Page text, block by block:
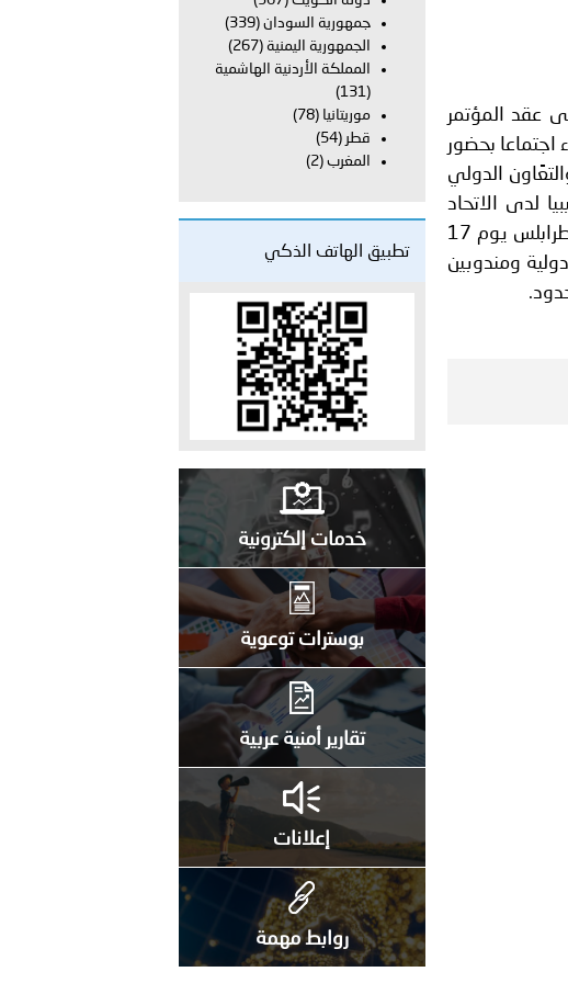
الحوثية على الأعيان المدنية في مدينة نـجران
عقد المؤتمر
اجتماعا بحضور
الدولي
لدى الاتحاد
الاوروبي. وتناول الاجتماع مناقشة الترتيبات لعقد منتدى المتوسط الذي ستحتضنه العاصمة طرابلس يوم 17
ومندوبين
جمهورية السودان (339)
الجمهورية اليمنية (267)
المملكة الأردنية الهاشمية
(131)
موريتانيا (78)
قطر (54)
المغرب (2)
تطبيق الهاتف الذكي
خدمات إلكترونية
بوسترات توعوية
تقارير أمنية عربية
إعلانات
روابط مهمة